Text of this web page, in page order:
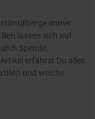
immer
lassen sich auf
Spende,
erfährst Du alles
und welche